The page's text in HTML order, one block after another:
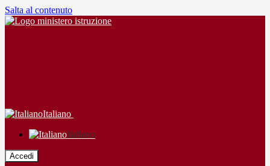
Salta al contenuto
Italiano
Italiano
Accedi